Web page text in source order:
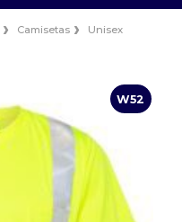
Camisetas
Unisex
W52